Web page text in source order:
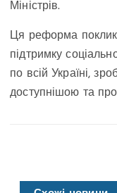
Міністрів.
Ця реформа
підтримку
по всій Україні,
доступнішою та